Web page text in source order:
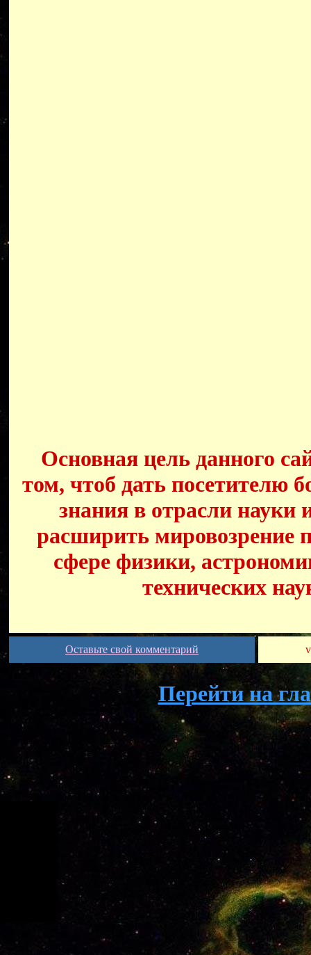
Основная цель данного
том, чтоб дать посетителю
знания в отрасли науки
расширить мировозрение
сфере физики,
технических
Оставьте свой комментарий
Перейти на